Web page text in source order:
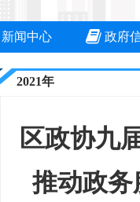
新闻中心 政府
2021年
区政协九
推动政务